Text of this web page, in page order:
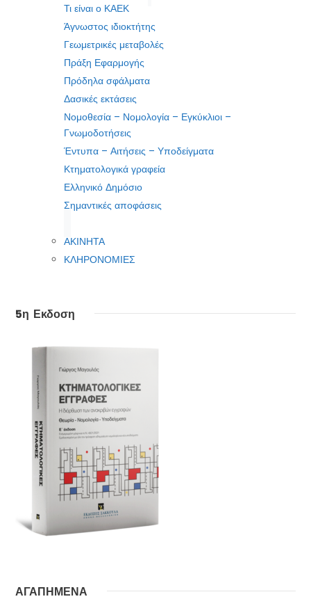
Τι είναι ο ΚΑΕΚ
Άγνωστος ιδιοκτήτης
Γεωμετρικές μεταβολές
Πράξη Εφαρμογής
Πρόδηλα σφάλματα
Δασικές εκτάσεις
Νομοθεσία – Νομολογία – Εγκύκλιοι –
Γνωμοδοτήσεις
Έντυπα – Αιτήσεις – Υποδείγματα
Κτηματολογικά γραφεία
Ελληνικό Δημόσιο
Σημαντικές αποφάσεις
ΑΚΙΝΗΤΑ
ΚΛΗΡΟΝΟΜΙΕΣ
5η Εκδοση
ΑΓΑΠΗΜΕΝΑ